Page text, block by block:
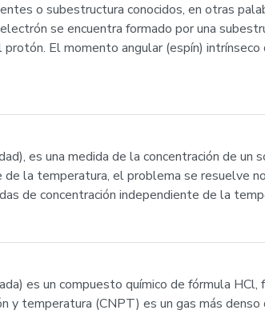
o subestructura conocidos, en otras
se encuentra formado por una
El momento angular (espín)
es una medida de la concentración de un
la temperatura, el problema se resuelve
de concentración independiente de la
es un compuesto químico de fórmula
y temperatura (CNPT) es un gas más